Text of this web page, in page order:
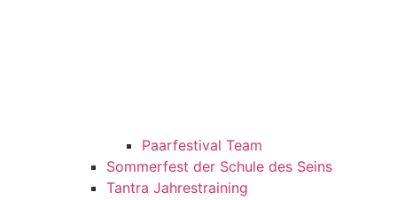
Paarfestival Team
Sommerfest der Schule des Seins
Tantra Jahrestraining